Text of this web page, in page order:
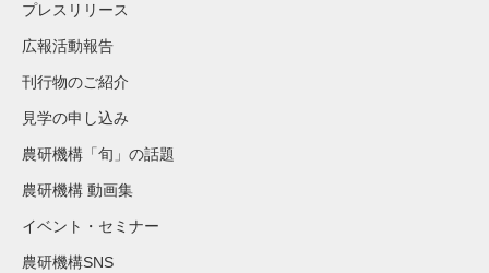
プレスリリース
広報活動報告
刊行物のご紹介
見学の申し込み
農研機構「旬」の話題
農研機構 動画集
イベント・セミナー
農研機構SNS